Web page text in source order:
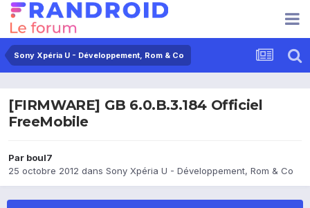
Sony Xpéria U - Développement, Rom & Co
[FIRMWARE] GB 6.0.B.3.184 Officiel
FreeMobile
Par boul7
25 octobre 2012 dans Sony Xpéria U - Développement, Rom & Co